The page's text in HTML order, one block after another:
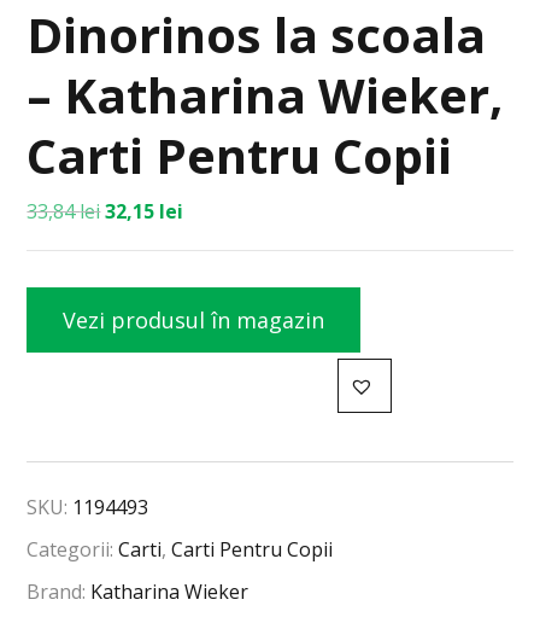
Dinorinos la scoala
– Katharina Wieker,
Carti Pentru Copii
33,84lei32,15 lei
Vezi produsul în magazin
SKU: 1194493
Categorii:Carti,Carti Pentru Copii
Brand: Katharina Wieker